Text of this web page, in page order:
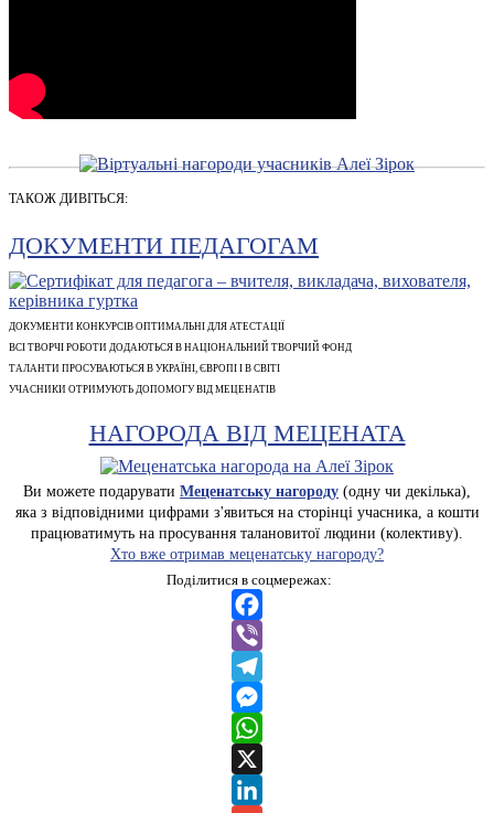
ТАКОЖ ДИВІТЬСЯ:
ДОКУМЕНТИ ПЕДАГОГАМ
ДОКУМЕНТИ КОНКУРСІВ ОПТИМАЛЬНІ ДЛЯ АТЕСТАЦІЇ
ВСІ ТВОРЧІ РОБОТИ ДОДАЮТЬСЯ В НАЦІОНАЛЬНИЙ ТВОРЧИЙ ФОНД
ТАЛАНТИ ПРОСУВАЮТЬСЯ В УКРАЇНІ, ЄВРОПІ І В СВІТІ
УЧАСНИКИ ОТРИМУЮТЬ ДОПОМОГУ ВІД МЕЦЕНАТІВ
НАГОРОДА ВІД МЕЦЕНАТА
Ви можете подарувати Меценатську нагороду (одну чи декілька),
яка з відповідними цифрами з'явиться на сторінці учасника, а кошти
працюватимуть на просування талановитої людини (колективу).
Хто вже отримав меценатську нагороду?
Поділитися в соцмережах:
Facebook
Viber
Telegram
Messenger
WhatsApp
X